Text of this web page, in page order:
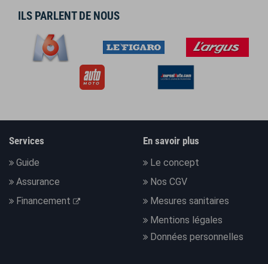
ILS PARLENT DE NOUS
Services
Guide
Assurance
Financement
En savoir plus
Le concept
Nos CGV
Mesures sanitaires
Mentions légales
Données personnelles